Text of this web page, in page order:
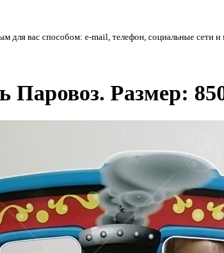
для вас способом: e-mail, телефон, социальные сети
Паровоз. Размер: